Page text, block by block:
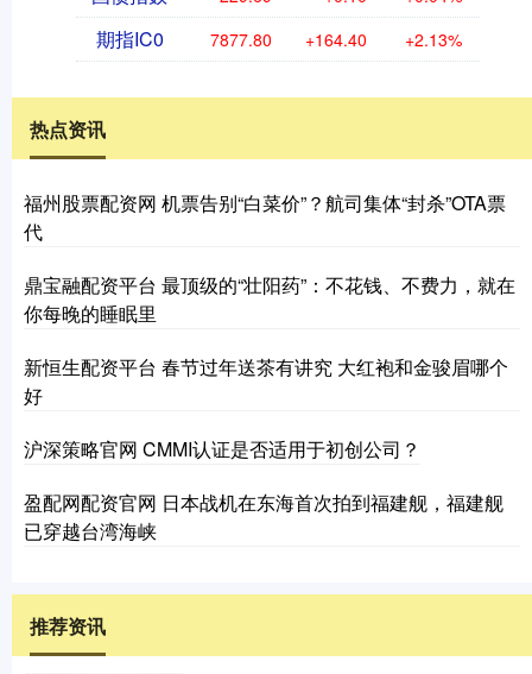
期指IC0 7877.80 +164.40 +2.13%
热点资讯
福州股票配资网 机票告别“白菜价”？航司集体“封杀”OTA票
代
鼎宝融配资平台 最顶级的“壮阳药”：不花钱、不费力，就在
你每晚的睡眠里
新恒生配资平台 春节过年送茶有讲究 大红袍和金骏眉哪个
好
沪深策略官网 CMMI认证是否适用于初创公司？
盈配网配资官网 日本战机在东海首次拍到福建舰，福建舰
已穿越台湾海峡
推荐资讯